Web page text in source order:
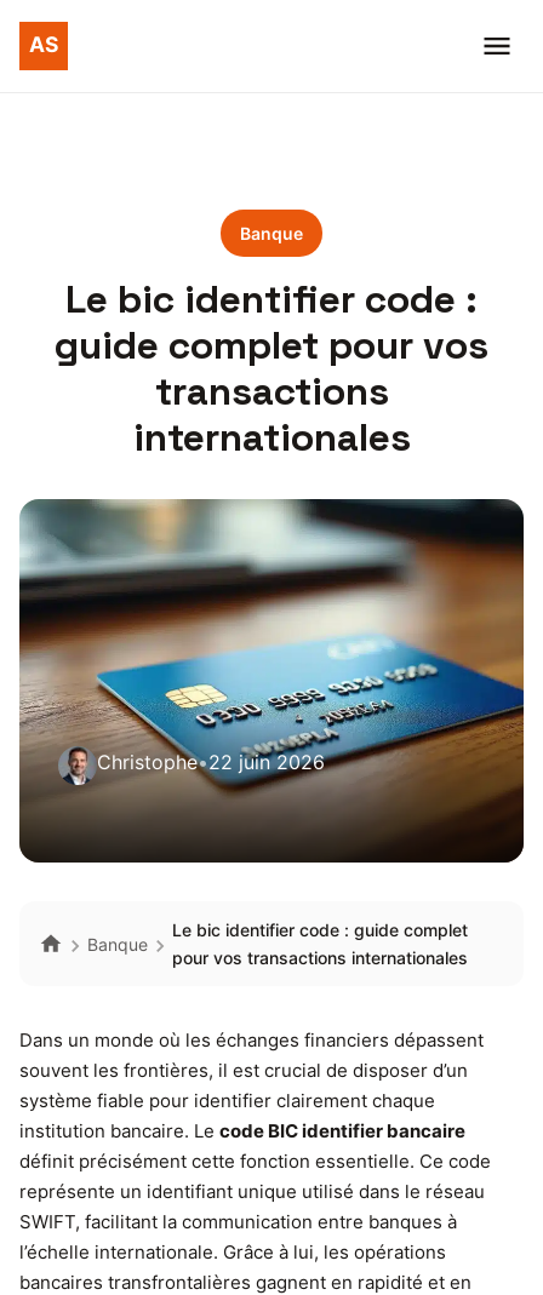
Banque
Le bic identifier code :
guide complet pour vos
transactions
internationales
Christophe•22 juin 2026
Banque
Le bic identifier code : guide complet
pour vos transactions internationales
Dans un monde où les échanges financiers dépassent
souvent les frontières, il est crucial de disposer d’un
système fiable pour identifier clairement chaque
institution bancaire. Le code BIC identifier bancaire
définit précisément cette fonction essentielle. Ce code
représente un identifiant unique utilisé dans le réseau
SWIFT, facilitant la communication entre banques à
l’échelle internationale. Grâce à lui, les opérations
bancaires transfrontalières gagnent en rapidité et en